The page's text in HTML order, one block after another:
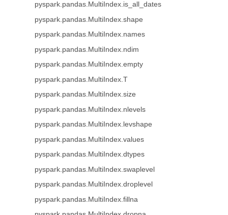
pyspark.pandas.MultiIndex.is_all_dates
pyspark.pandas.MultiIndex.shape
pyspark.pandas.MultiIndex.names
pyspark.pandas.MultiIndex.ndim
pyspark.pandas.MultiIndex.empty
pyspark.pandas.MultiIndex.T
pyspark.pandas.MultiIndex.size
pyspark.pandas.MultiIndex.nlevels
pyspark.pandas.MultiIndex.levshape
pyspark.pandas.MultiIndex.values
pyspark.pandas.MultiIndex.dtypes
pyspark.pandas.MultiIndex.swaplevel
pyspark.pandas.MultiIndex.droplevel
pyspark.pandas.MultiIndex.fillna